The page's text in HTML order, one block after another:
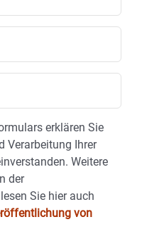
erklären Sie
Verarbeitung Ihrer
Weitere
der
Sie hier auch
von